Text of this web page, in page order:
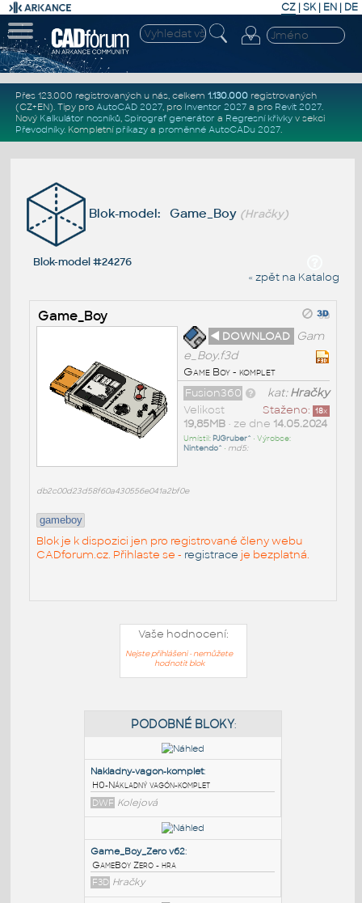
CZ | SK| EN | DE
Přes 123.000 registrovaných u nás, celkem 1.130.000registrovaných
(CZ+EN). Tipy pro AutoCAD 2027, pro Inventor 2027a pro Revit 2027.
Nový Kalkulátor nosníků, Spirograf generátor a Regresní křivkyv sekci
Převodníky. Kompletní příkazya proměnné AutoCADu 2027.
Blok-model: Game_Boy (Hračky)
Blok-model #24276
« zpět na Katalog
Game_Boy
◄ DOWNLOAD
Gam
e_Boy.f3d
Game Boy - komplet
kat:Hračky
Fusion360
Staženo: 18x
Velikost
19,85MB• ze dne 14.05.2024
Umístil: PJGruber^ • Výrobce:
Nintendo^ • md5:
db2c00d23d58f60a430556e041a2bf0e
gameboy
Blok je k dispozici jen pro registrované členy webu
CADforum.cz. Přihlaste se - registrace je bezplatná.
Vaše hodnocení:
Nejste přihlášeni - nemůžete
hodnotit blok
PODOBNÉ BLOKY